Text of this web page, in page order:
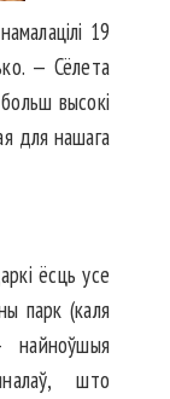
19
— Сёлета
высокі
для нашага
ёсць усе
парк (каля
што